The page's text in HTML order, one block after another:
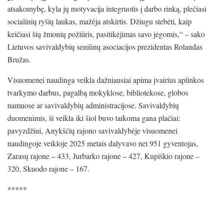
atsakomybę, kyla jų motyvacija integruotis į darbo rinką, plečiasi
socialinių ryšių laukas, mažėja atskirtis. Džiugu stebėti, kaip
keičiasi šių žmonių požiūris, pasitikėjimas savo jėgomis,“ – sako
Lietuvos savivaldybių seniūnų asociacijos prezidentas Rolandas
Bružas.
Visuomenei naudinga veikla dažniausiai apima įvairius aplinkos
tvarkymo darbus, pagalbą mokyklose, bibliotekose, globos
namuose ar savivaldybių administracijose. Savivaldybių
duomenimis, ši veikla iki šiol buvo taikoma gana plačiai:
pavyzdžiui, Anykščių rajono savivaldybėje visuomenei
naudingoje veikloje 2025 metais dalyvavo net 951 gyventojas,
Zarasų rajone – 433, Jurbarko rajone – 427, Kupiškio rajone –
320, Skuodo rajone – 167.
*****